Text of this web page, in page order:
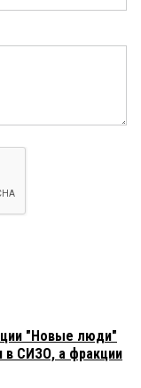
"Новые люди"
в СИЗО, а фракции